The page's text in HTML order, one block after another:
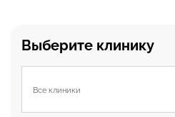
Выберите клинику
Все клиники